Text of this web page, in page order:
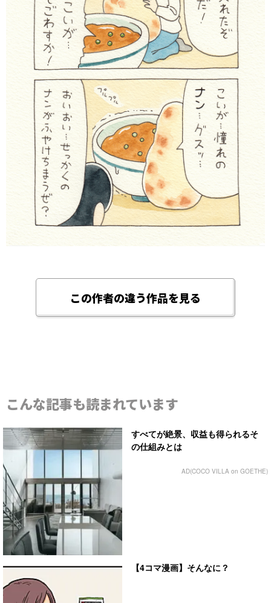
この作者の違う作品を見る
こんな記事も読まれています
すべてが絶景、収益も得られるそ
の仕組みとは
AD(COCO VILLA on GOETHE)
【4コマ漫画】そんなに？